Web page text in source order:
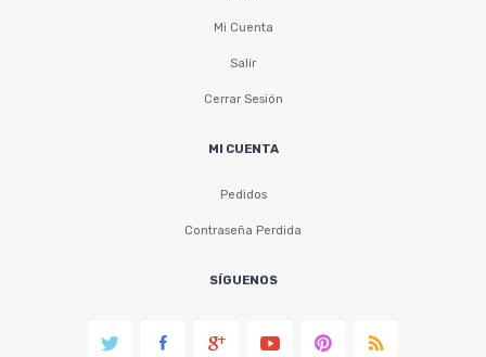
Mi Cuenta
Salir
Cerrar Sesión
MI CUENTA
Pedidos
Contraseña Perdida
SÍGUENOS